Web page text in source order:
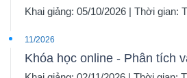
Khai giảng: 05/10/2026 | Thời gian:
11/2026
Khóa học online - Phân tích